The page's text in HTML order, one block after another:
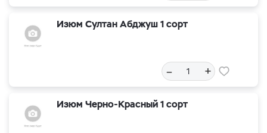
Изюм Султан Абджуш 1 сорт
– +
Изюм Черно-Красный 1 сорт